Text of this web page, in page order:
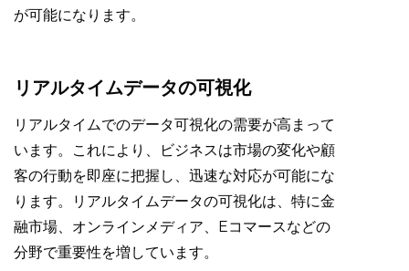
が可能になります。
リアルタイムデータの可視化
リアルタイムでのデータ可視化の需要が高まって
います。これにより、ビジネスは市場の変化や顧
客の行動を即座に把握し、迅速な対応が可能にな
ります。リアルタイムデータの可視化は、特に金
融市場、オンラインメディア、Eコマースなどの
分野で重要性を増しています。